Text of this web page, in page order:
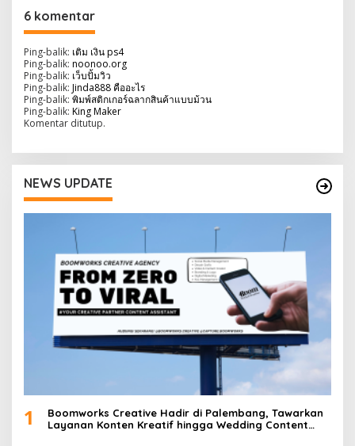
g
a
s
i
p
o
s
6 komentar
Ping-balik: เติม เงิน ps4
Ping-balik: noonoo.org
Ping-balik: เว็บปั้มวิว
Ping-balik: Jinda888 คืออะไร
Ping-balik: พิมพ์สติกเกอร์ฉลากสินค้าแบบม้วน
Ping-balik: King Maker
Komentar ditutup.
NEWS UPDATE
1
Boomworks Creative Hadir di Palembang, Tawarkan
Layanan Konten Kreatif hingga Wedding Content